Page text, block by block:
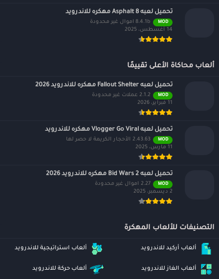
تحميل لعبه Asphalt 8 مهكره للاندرويد
MOD
8.4.1b اموال غير محدودة
14 أغسطس، 2025
ألعاب محاكاة الأعلى تقييمًا
تحميل لعبه Fallout Shelter مهكره للاندرويد 2026
MOD
2.1.2 عملات غير محدودة
11 فبراير، 2026
تحميل لعبه Vlogger Go Viral مهكره للاندرويد
MOD
2.43.63 الأحجار الكريمة لا حصر لها
11 مارس، 2025
تحميل لعبه Bid Wars 2 مهكره للاندرويد 2026
MOD
2.27 اموال غير محدودة
2 ديسمبر، 2025
التصنيفات للألعاب المهكرة
ألعاب أركيد للاندرويد ألعاب استراتيجية للاندرويد
ألعاب الغاز للاندرويد ألعاب حركة للاندرويد